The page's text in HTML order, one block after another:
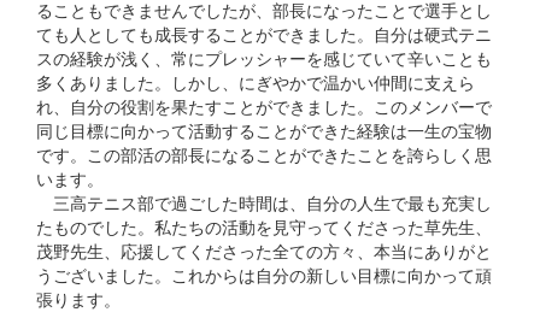
ることもできませんでしたが、部長になったことで選手とし
ても人としても成長することができました。自分は硬式テニ
スの経験が浅く、常にプレッシャーを感じていて辛いことも
多くありました。しかし、にぎやかで温かい仲間に支えら
れ、自分の役割を果たすことができました。このメンバーで
同じ目標に向かって活動することができた経験は一生の宝物
です。この部活の部長になることができたことを誇らしく思
います。
三高テニス部で過ごした時間は、自分の人生で最も充実し
たものでした。私たちの活動を見守ってくださった草先生、
茂野先生、応援してくださった全ての方々、本当にありがと
うございました。これからは自分の新しい目標に向かって頑
張ります。